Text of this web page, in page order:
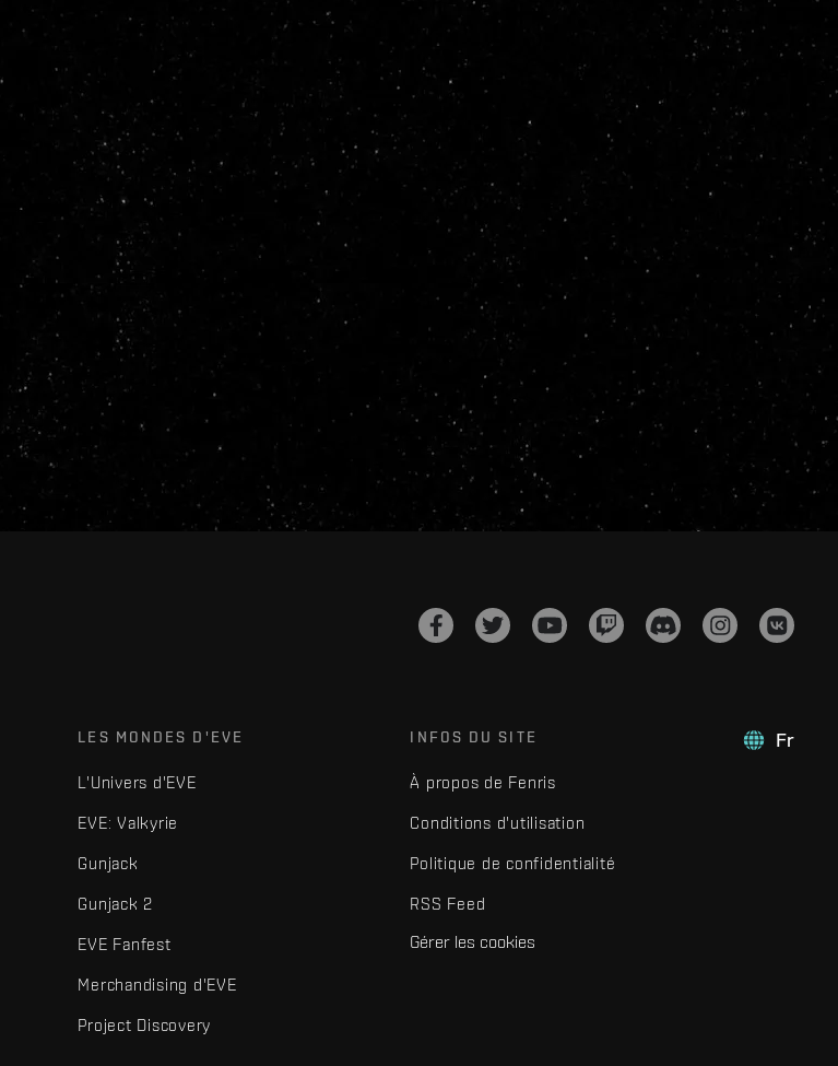
Fr
LES MONDES D'EVE
L'Univers d'EVE
EVE: Valkyrie
Gunjack
Gunjack 2
EVE Fanfest
Merchandising d'EVE
Project Discovery
INFOS DU SITE
À propos de Fenris
Conditions d'utilisation
Politique de confidentialité
RSS Feed
Gérer les cookies